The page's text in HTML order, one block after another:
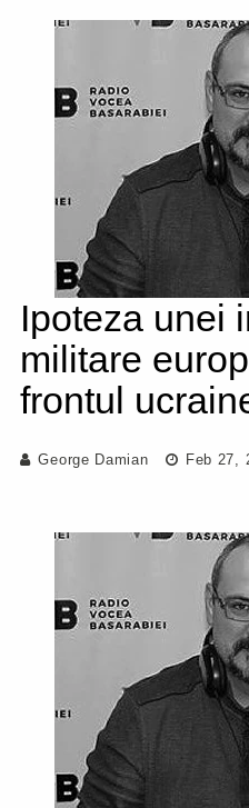
Ipoteza unei
militare
frontul
George Damian Feb 27,